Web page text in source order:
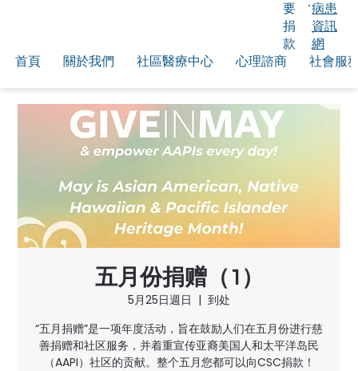
首頁 關於我們 社區醫療中心 心理諮商 社會服
要
捐
款
病患
資訊
網
五月份捐赠（1）
5月25日週日
  |
到处
“五月捐赠”是一项年度活动，旨在鼓励人们在五月份进行慈
善捐赠和社区服务，并着重宣传亚裔美国人和太平洋岛民
（AAPI）社区的贡献。整个五月您都可以向CSC捐款！